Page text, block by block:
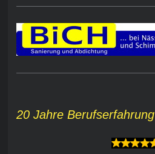
20 Jahre Berufserfahrung